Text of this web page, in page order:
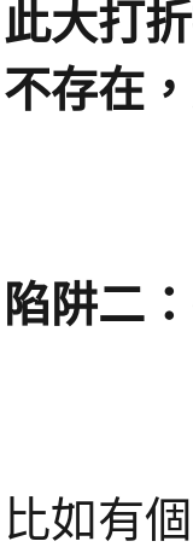
此大打
不存在
陷阱二
比如有